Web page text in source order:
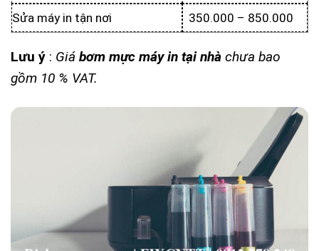
Sửa máy in tận nơi 350.000 – 850.000
Lưu ý : Giá bơm mực máy in tại nhà chưa bao
gồm 10 % VAT.